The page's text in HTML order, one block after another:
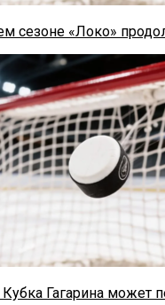
сезоне «Локо»
Гагарина может